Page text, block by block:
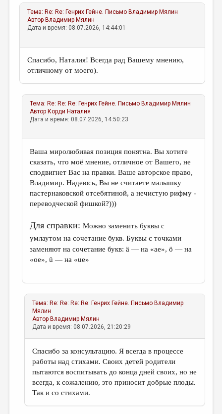
Тема:Re: Re: Генрих Гейне. Письмо Владимир Мялин
АвторВладимир Мялин
Дата и время: 08.07.2026, 14:44:01
Спасибо, Наталия! Всегда рад Вашему мнению,
отличному от моего).
Тема:Re: Re: Re: Генрих Гейне. Письмо Владимир Мялин
АвторКорди Наталия
Дата и время: 08.07.2026, 14:50:23
Ваша миролюбивая позиция понятна. Вы хотите
сказать, что моё мнение, отличное от Вашего, не
сподвигнет Вас на правки. Ваше авторское право,
Владимир. Надеюсь, Вы не считаете малышку
пастернаковской отсебятиной, а нечистую рифму -
переводческой фишкой?)))
Для справки:Можно заменить буквы с
умлаутом на сочетание букв. Буквы с точками
заменяют на сочетание букв: ä — на «ae», ö — на
«oe», ü — на «ue»
Тема:Re: Re: Re: Re: Генрих Гейне. Письмо Владимир
Мялин
АвторВладимир Мялин
Дата и время: 08.07.2026, 21:20:29
Спасибо за консультацию. Я всегда в процессе
работы над стихами. Своих детей родители
пытаются воспитывать до конца дней своих, но не
всегда, к сожалению, это приносит добрые плоды.
Так и со стихами.